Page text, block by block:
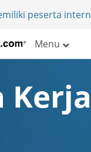
peserta
Menu